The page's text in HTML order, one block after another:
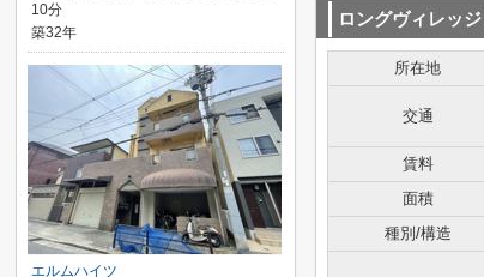
ロングヴィレッジ
所在地
交通
賃料
面積
種別/構造
10分
築32年
エルムハイツ